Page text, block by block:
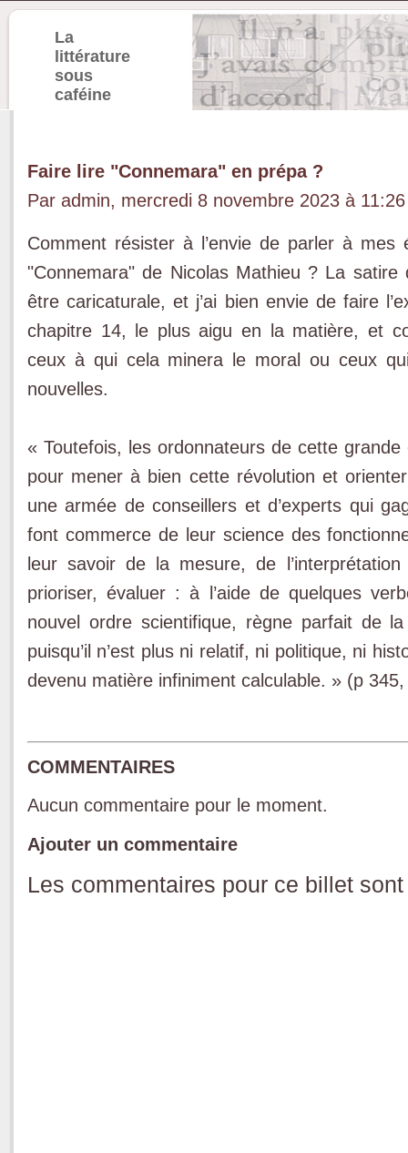
La
littérature
sous
caféine
Faire lire "Connemara" en prépa ?
Par admin, mercredi 8 novembre 2023 à
Comment résister à l’envie de parler à mes
"Connemara" de Nicolas Mathieu ? La
être caricaturale, et j’ai bien envie de faire
chapitre 14, le plus aigu en la matière, et
ceux à qui cela minera le moral ou ceux
nouvelles.
« Toutefois, les ordonnateurs de cette
pour mener à bien cette révolution et
une armée de conseillers et d’experts qui
font commerce de leur science des
leur savoir de la mesure, de
prioriser, évaluer : à l’aide de quelques
nouvel ordre scientifique, règne parfait de
puisqu’il n’est plus ni relatif, ni politique, ni
devenu matière infiniment calculable. » (p
COMMENTAIRES
Aucun commentaire pour le moment.
Ajouter un commentaire
Les commentaires pour ce billet